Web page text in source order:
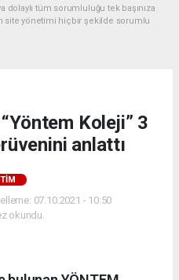
dolaylı tüm sorumluluğu tek başınıza
site yönetimi hiçbir şekilde sorumlu
Koleji” 3
anlattı
07.10.2021 - 10:50
okundu.